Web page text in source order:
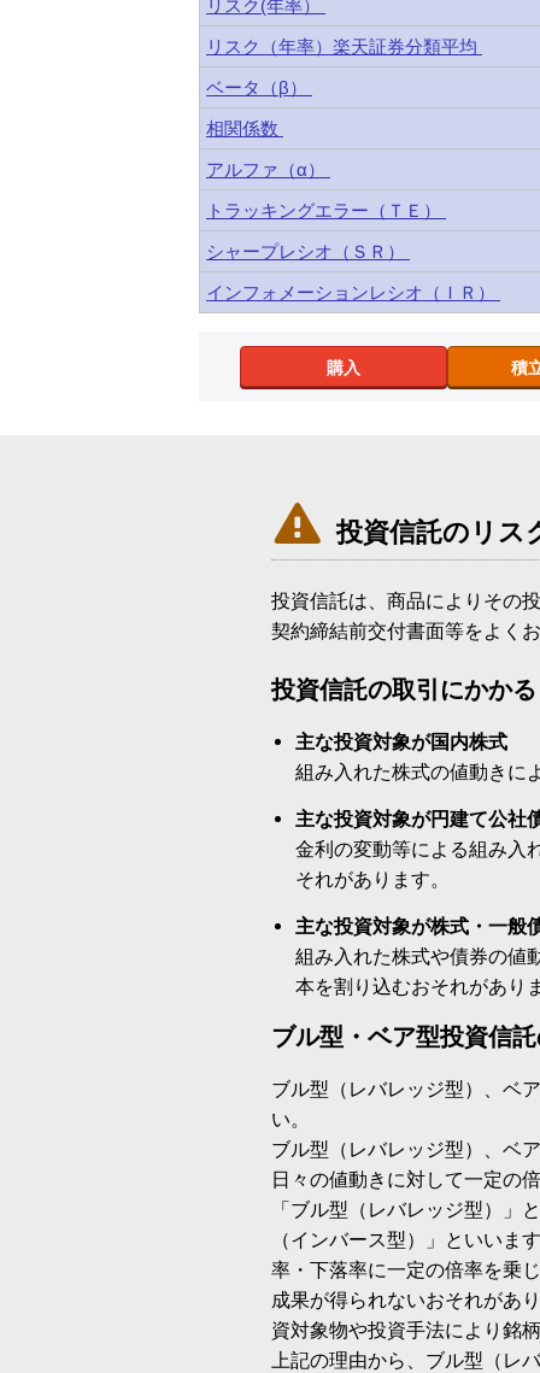
リスク(年率）
リスク（年率）楽天証券分類平均
ベータ（β）
相関係数
アルファ（α）
トラッキングエラー（ＴＥ）
シャープレシオ（ＳＲ）
インフォメーションレシオ（ＩＲ）
購入 積
 投資信託のリス
投資信託は、商品によりその
契約締結前交付書面等をよく
投資信託の取引にかか
主な投資対象が国内株式
組み入れた株式の値動きに
主な投資対象が円建て公社
金利の変動等による組み入
それがあります。
主な投資対象が株式・一般
組み入れた株式や債券の値
本を割り込むおそれがあり
ブル型・ベア型投資信
ブル型（レバレッジ型）、ベ
い。
ブル型（レバレッジ型）、ベ
日々の値動きに対して一定の
「ブル型（レバレッジ型）」
（インバース型）」といいま
率・下落率に一定の倍率を乗
成果が得られないおそれがあ
資対象物や投資手法により銘
上記の理由から、ブル型（レ